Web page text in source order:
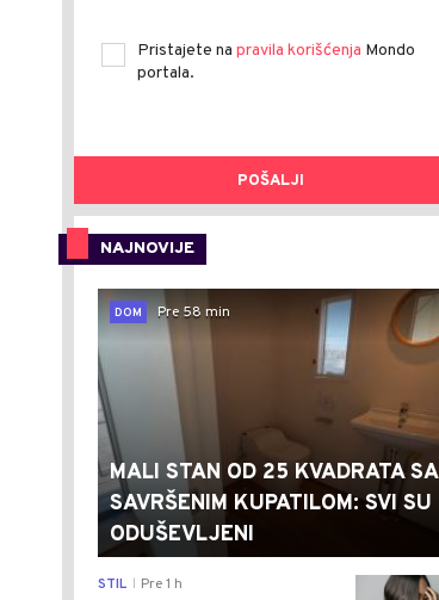
Pristajete na pravila korišćenja Mondo
portala.
POŠALJI
NAJNOVIJE
DOM
Pre 58 min
MALI STAN OD 25 KVADRATA SA
SAVRŠENIM KUPATILOM: SVI SU
ODUŠEVLJENI
STIL Pre 1 h